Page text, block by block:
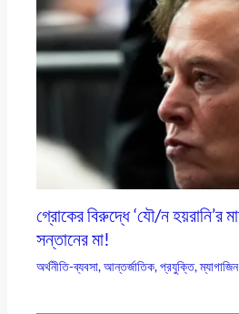
গ্রোকের বিরুদ্ধে ‘যৌ/ন হয়রানি’র
সন্তানের মা!
অর্থনীতি-ব্যবসা,আন্তর্জাতিক,প্রযুক্তি,ম্যাগাজিন